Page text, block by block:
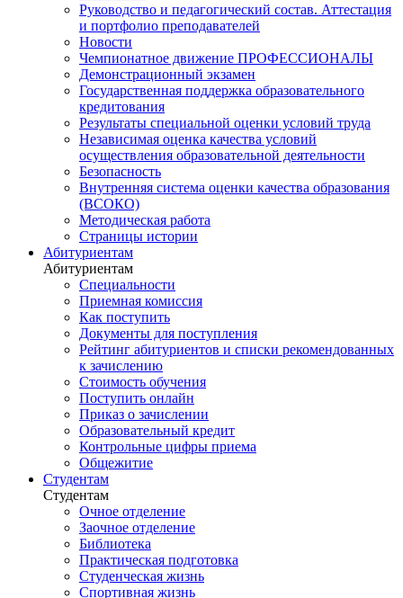
Руководство и педагогический состав. Аттестация
и портфолио преподавателей
Новости
Чемпионатное движение ПРОФЕССИОНАЛЫ
Демонстрационный экзамен
Государственная поддержка образовательного
кредитования
Результаты специальной оценки условий труда
Независимая оценка качества условий
осуществления образовательной деятельности
Безопасность
Внутренняя система оценки качества образования
(ВСОКО)
Методическая работа
Страницы истории
Абитуриентам
Абитуриентам
Специальности
Приемная комиссия
Как поступить
Документы для поступления
Рейтинг абитуриентов и списки рекомендованных
к зачислению
Стоимость обучения
Поступить онлайн
Приказ о зачислении
Образовательный кредит
Контрольные цифры приема
Общежитие
Студентам
Студентам
Очное отделение
Заочное отделение
Библиотека
Практическая подготовка
Студенческая жизнь
Спортивная жизнь